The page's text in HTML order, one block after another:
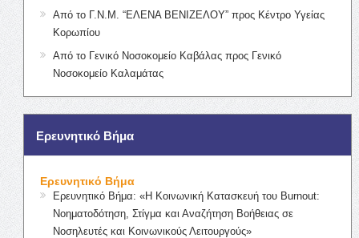
Από το Γ.Ν.Μ. “ΕΛΕΝΑ ΒΕΝΙΖΕΛΟΥ” προς Κέντρο Υγείας
Κορωπίου
Από το Γενικό Νοσοκομείο Καβάλας προς Γενικό
Νοσοκομείο Καλαμάτας
Ερευνητικό Βήμα
Ερευνητικό Βήμα
Ερευνητικό Βήμα: «Η Κοινωνική Κατασκευή του Burnout:
Νοηματοδότηση, Στίγμα και Αναζήτηση Βοήθειας σε
Νοσηλευτές και Κοινωνικούς Λειτουργούς»